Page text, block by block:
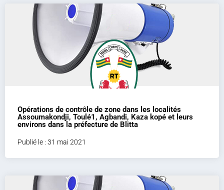
Opérations de contrôle de zone dans les localités
Assoumakondji, Toulé1, Agbandi, Kaza kopé et leurs
environs dans la préfecture de Blitta
Publié le : 31 mai 2021